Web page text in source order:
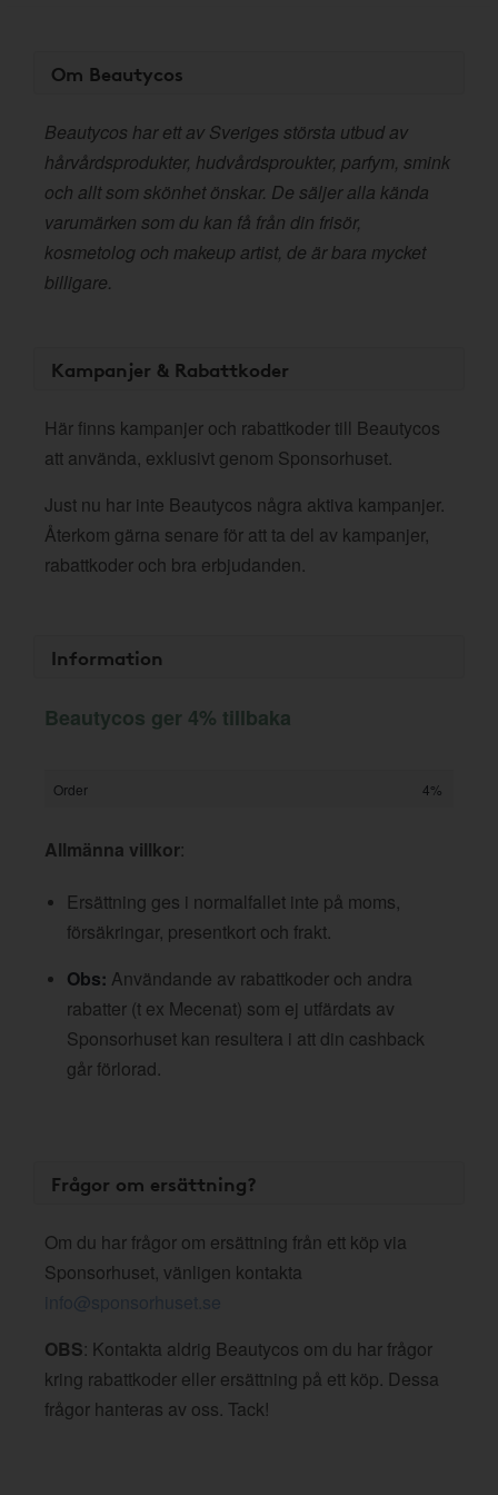
Om Beautycos
Beautycos har ett av Sveriges största utbud av
hårvårdsprodukter, hudvårdsproukter, parfym, smink
och allt som skönhet önskar. De säljer alla kända
varumärken som du kan få från din frisör,
kosmetolog och makeup artist, de är bara mycket
billigare.
Kampanjer & Rabattkoder
Här finns kampanjer och rabattkoder till Beautycos
att använda, exklusivt genom Sponsorhuset.
Just nu har inte Beautycos några aktiva kampanjer.
Återkom gärna senare för att ta del av kampanjer,
rabattkoder och bra erbjudanden.
Information
Beautycos ger 4% tillbaka
Order 4%
Allmänna villkor:
Ersättning ges i normalfallet inte på moms,
försäkringar, presentkort och frakt.
Obs: Användande av rabattkoder och andra
rabatter (t ex Mecenat) som ej utfärdats av
Sponsorhuset kan resultera i att din cashback
går förlorad.
Frågor om ersättning?
Om du har frågor om ersättning från ett köp via
Sponsorhuset, vänligen kontakta
info@sponsorhuset.se
OBS: Kontakta aldrig Beautycos om du har frågor
kring rabattkoder eller ersättning på ett köp. Dessa
frågor hanteras av oss. Tack!